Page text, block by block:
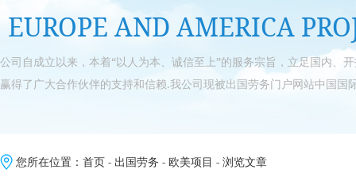
EUROPE AND AMERICA
公司自成立以来，本着“以人为本、诚信至上”的服务宗旨，立足国内、
赢得了广大合作伙伴的支持和信赖.我公司现被出国劳务门户网站中国国
您所在位置： 首页 - 出国劳务 - 欧美项目 - 浏览文章